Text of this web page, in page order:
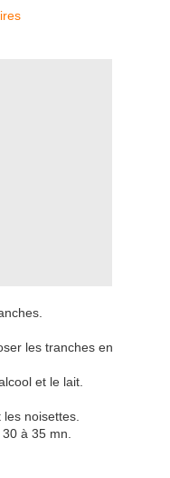
les tranches en
et le lait.
noisettes.
à 35 mn.